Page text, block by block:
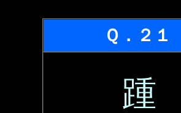
Ｑ．２１
踵